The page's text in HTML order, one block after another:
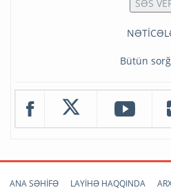
Bütün
ANA SƏHİFƏ LAYİHƏ HAQQINDA